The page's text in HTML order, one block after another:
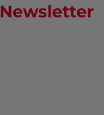
Newsletter